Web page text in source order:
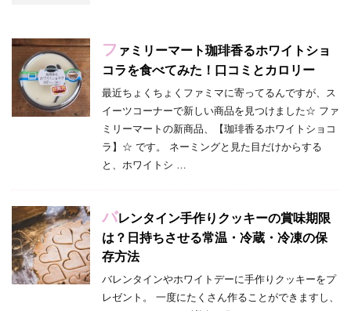
フ ァミリーマート珈琲香るホワイトショ
コラを食べてみた！口コミとカロリー
最近ちょくちょくファミマに寄ってるんですが、ス
イーツコーナーで新しい商品を見つけました☆ ファ
ミリーマートの新商品、【珈琲香るホワイトショコ
ラ】☆ です。 ネーミングと見た目だけからする
と、ホワイトシ …
バレンタイン手作りクッキーの賞味期限
は？日持ちさせる常温・冷蔵・冷凍の保
存方法
バレンタインやホワイトデーに手作りクッキーをプ
レゼント。 一度にたくさん作ることができますし、